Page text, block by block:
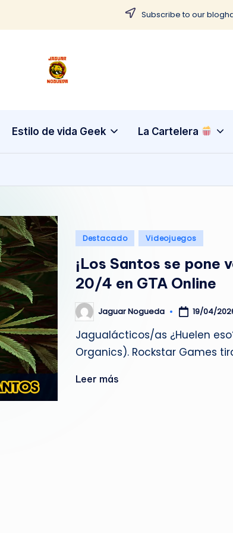
Subscribe to our
J
g
u
a
N
e
d
CONTENIDO
Estilo de vida Geek La Cartelera
Publicado
Destacado Videojuegos
¡Los Santos se pone
20/4 en GTA Online
Publicado
por
Jaguar Nogueda 19/04/
Jagualácticos/as ¿Huelen
Organics). Rockstar Games
Leer más